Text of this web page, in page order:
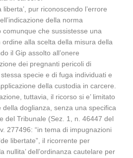
pur riconoscendo l’errore
della norma
che sussistesse una
alla scelta della misura della
il Gip assolto all’onere
dei pregnanti pericoli di
specie e di fuga individuati e
della custodia in carcere.
tuttavia, il ricorso si e’ limitato
doglianza, senza una specifica
del Tribunale (Sez. 1, n. 46447 del
277496: “in tema di impugnazioni
libertate”, il ricorrente per
nullita’ dell’ordinanza cautelare per